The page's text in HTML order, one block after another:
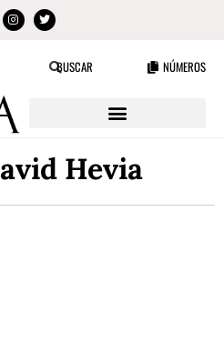
BUSCAR NÚMEROS
Hevia